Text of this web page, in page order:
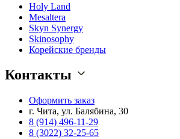
Holy Land
Mesaltera
Skyn Synergy
Skinosophy
Корейские бренды
Контакты
Оформить заказ
г. Чита, ул. Балябина, 30
8 (914) 496-11-29
8 (3022) 32-25-65